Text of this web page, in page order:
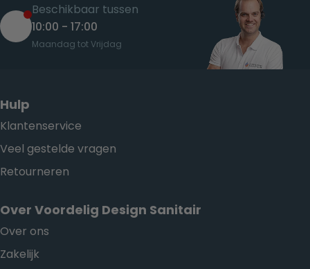
Beschikbaar tussen
10:00 - 17:00
Maandag tot Vrijdag
Hulp
Klantenservice
Veel gestelde vragen
Retourneren
Over Voordelig Design Sanitair
Over ons
Zakelijk